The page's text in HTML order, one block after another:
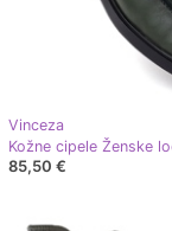
Vinceza
85,50 €